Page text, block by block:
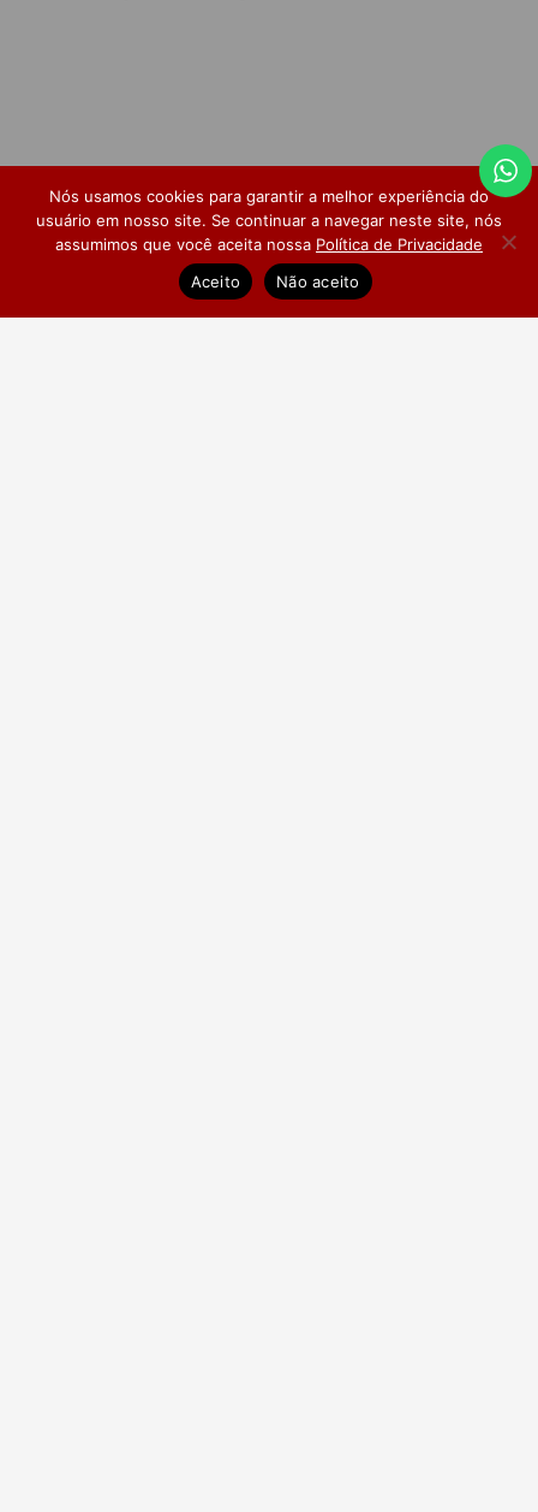
Pesquisa de Satisfação
Nós usamos cookies para garantir a melhor experiência do
usuário em nosso site. Se continuar a navegar neste site, nós
assumimos que você aceita nossa Política de Privacidade
Aceito
Não aceito